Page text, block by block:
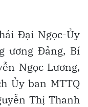
Đại Ngọc-Ủy
ương Đảng, Bí
Ngọc Lương,
Ủy ban MTTQ
Thị Thanh